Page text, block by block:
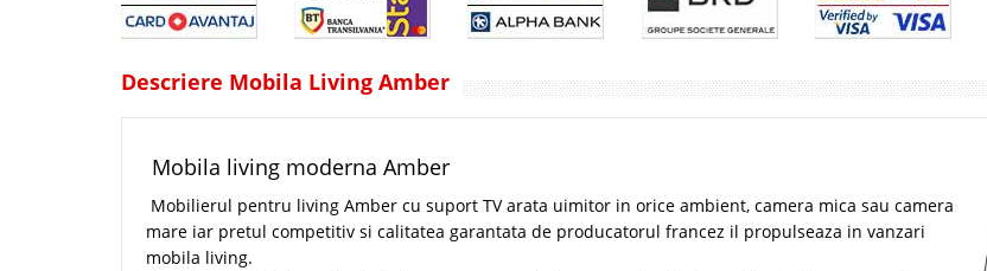
Descriere Mobila Living Amber
Mobila living moderna Amber
Mobilierul pentru living Amber cu suport TV arata uimitor in orice ambient, camera mica sau camera
mare iar pretul competitiv si calitatea garantata de producatorul francez il propulseaza in vanzari
mobila living.